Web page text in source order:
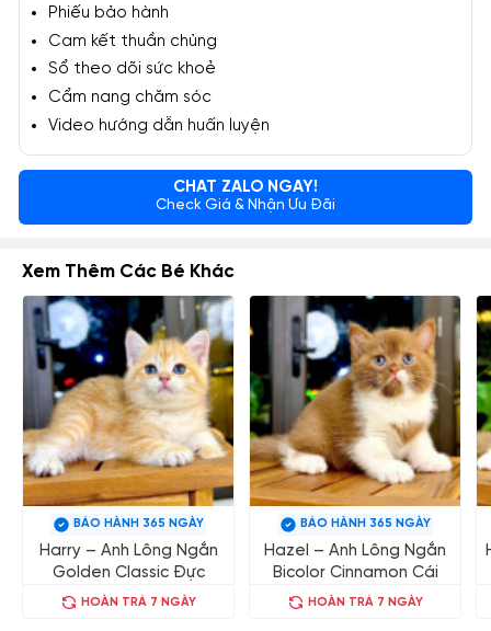
Phiếu bảo hành
Cam kết thuần chủng
Sổ theo dõi sức khoẻ
Cẩm nang chăm sóc
Video hướng dẫn huấn luyện
CHAT ZALO NGAY!
Check Giá & Nhận Ưu Đãi
Xem Thêm Các Bé Khác
BẢO HÀNH 365 NGÀY
Harry – Anh Lông Ngắn
Golden Classic Đực
HOÀN TRẢ 7 NGÀY
BẢO HÀNH 365 NGÀY
Hazel – Anh Lông Ngắn
Bicolor Cinnamon Cái
HOÀN TRẢ 7 NGÀY